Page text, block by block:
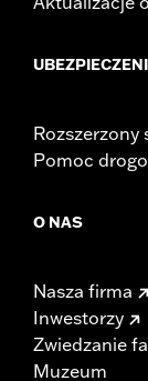
Rozszerzony
Pomoc
O NAS
Nasza firma
Inwestorzy
Zwiedzanie
Muzeum